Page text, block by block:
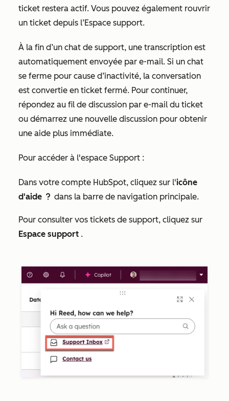
ticket restera actif. Vous pouvez également rouvrir
un ticket depuis l’Espace support.
À la fin d’un chat de support, une transcription est
automatiquement envoyée par e-mail. Si un chat
se ferme pour cause d’inactivité, la conversation
est convertie en ticket fermé. Pour continuer,
répondez au fil de discussion par e-mail du ticket
ou démarrez une nouvelle discussion pour obtenir
une aide plus immédiate.
Pour accéder à l'espace Support :
Dans votre compte HubSpot, cliquez sur l'icône
d'aide question dans la barre de navigation principale.
Pour consulter vos tickets de support, cliquez sur
Espace support .